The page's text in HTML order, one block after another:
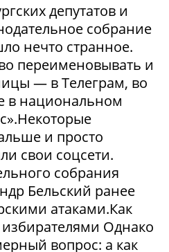
депутатов и
собрание
нечто странное.
переименовывать и
— в Телеграм, во
в национальном
и просто
свои соцсети.
собрания
Бельский ранее
атаками.Как
Однако
вопрос: а как